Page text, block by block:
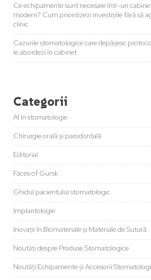
Ce echipamente sunt necesare într-un
modern? Cum prioritizezi investițiile fără să
clinic
Cazurile stomatologice care depășesc
le abordezi în cabinet
Categorii
AI în stomatologie
Chirurgie orală și parodontală
Editorial
Faces of Gursk
Ghidul pacientului stomatologic
Implantologie
Inovații în Biomateriale și Materiale de Sutură
Noutăți despre Produse Stomatologice
Noutăți Echipamente și Accesorii